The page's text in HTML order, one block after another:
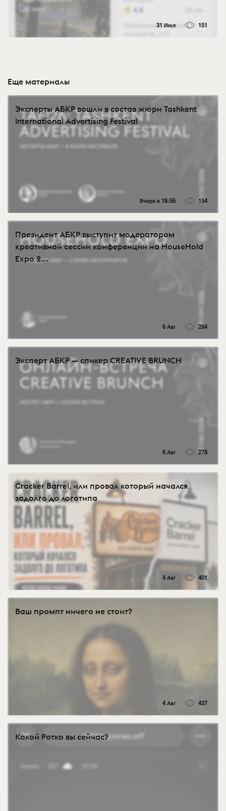
31 Июл 151
Еще материалы
Эксперты АБКР вошли в состав жюри Tashkent
International Advertising Festival
Вчера в 18:56 154
Президент АБКР выступит модератором
креативной сессии конференции на HouseHold
Expo 2...
6 Авг 284
Эксперт АБКР — спикер CREATIVE BRUNCH
6 Авг 278
Cracker Barrel, или провал который начался
задолго до логотипа
4 Авг 401
Ваш промпт ничего не стоит?
4 Авг 437
Какой Ротко вы сейчас?